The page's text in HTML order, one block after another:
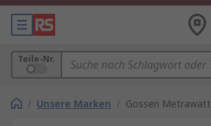
Teile-Nr.
/ Unsere Marken / Gossen Metrawatt